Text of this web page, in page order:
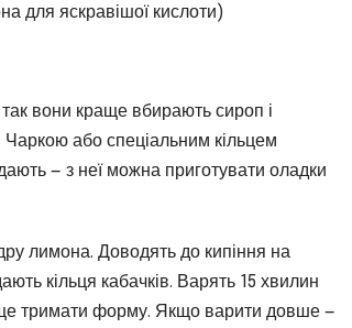
для яскравішої кислоти)
так вони краще вбирають сироп і
або спеціальним кільцем
— з неї можна приготувати оладки
лимона. Доводять до кипіння на
кільця кабачків. Варять 15 хвилин
ще тримати форму. Якщо варити довше —